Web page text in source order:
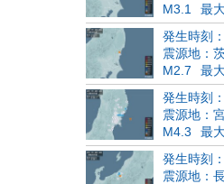
M3.1
最
発生時刻
震源地：
M2.7
最
発生時刻
震源地：
M4.3
最
発生時刻
震源地：